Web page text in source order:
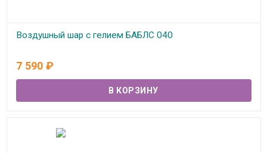
Воздушный шар с гелием БАБЛС 040
7 590 ₽